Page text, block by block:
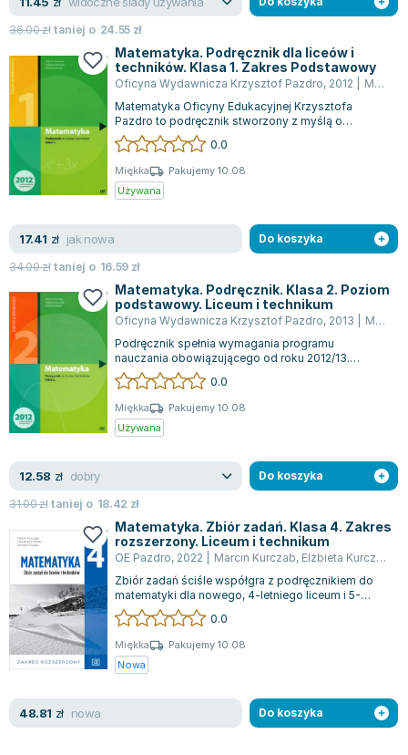
36.00złtaniej o 24.55 zł
Matematyka. Podręcznik dla liceów i
techników. Klasa 1. Zakres Podstawowy
Oficyna Wydawnicza Krzysztof Pazdro, 2012
Marcin Kurczab
Matematyka Oficyny Edukacyjnej Krzysztofa
Pazdro to podręcznik stworzony z myślą o
uczniach pierwszych klas szkół
ponadgimnazjalny...0.0
Miękka
Pakujemy 10.08
Używana
17.41 zł jak nowa
34.00złtaniej o 16.59 zł
Do koszyka
Matematyka. Podręcznik. Klasa 2. Poziom
podstawowy. Liceum i technikum
Oficyna Wydawnicza Krzysztof Pazdro, 2013
Marcin Kurczab
Podręcznik spełnia wymagania programu
nauczania obowiązującego od roku 2012/13.
Obejmuje on między innymi kontynuację zagadnień
do...
0.0
Miękka
Pakujemy 10.08
Używana
12.58 zł dobry
31.00złtaniej o 18.42 zł
Do koszyka
Matematyka. Zbiór zadań. Klasa 4. Zakres
rozszerzony. Liceum i technikum
OE Pazdro, 2022 Marcin Kurczab, Elżbieta Kurczab
Zbiór zadań ściśle współgra z podręcznikiem do
matematyki dla nowego, 4-letniego liceum i 5-
letniego technikum, dostosowanym do na...
0.0
Miękka
Pakujemy 10.08
Nowa
48.81 zł nowa Do koszyka